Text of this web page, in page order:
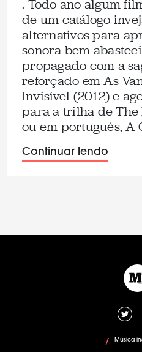
. Todo ano algum
de um catálogo
alternativos para
sonora bem
propagado com a
reforçado em As
Invisível (2012) e
para a trilha de The
ou em português, A
Continuar lendo
/ Música